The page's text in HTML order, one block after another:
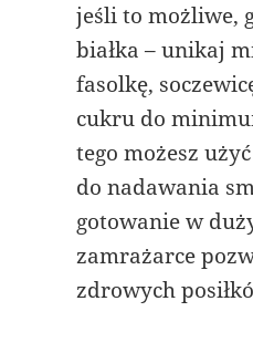
jeśli to możliwe,
białka – unikaj
fasolkę,
cukru do
tego możesz
do nadawania
gotowanie w
zamrażarce
zdrowych